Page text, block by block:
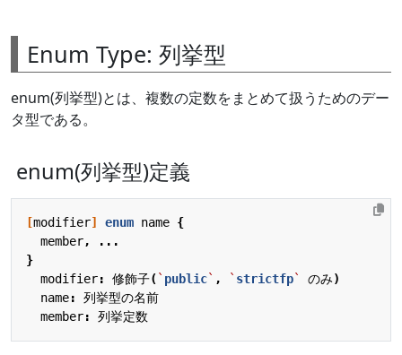
Enum Type: 列挙型
enum(列挙型)とは、複数の定数をまとめて扱うためのデー
タ型である。
enum(列挙型)定義
[modifier] enum name {
member,
...
}
modifier: 修飾子( ` public` , ` strictfp` のみ)
name:
列挙型の名前
member: 列挙定数